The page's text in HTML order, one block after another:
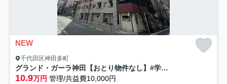
NEW
千代田区神田多町
グランド・ガーラ神田【おとり物件なし】#学生・社会人にオススメ！初期費用分割払いOK！
10.9万円 管理/共益費10,000円